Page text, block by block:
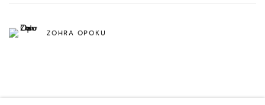
ZOHRA OPOKU